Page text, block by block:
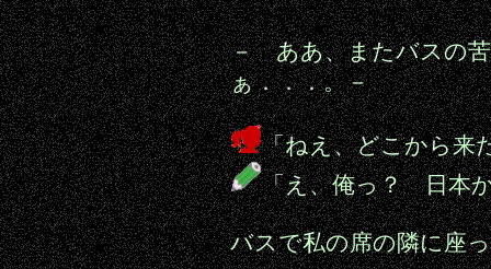
－ ああ、またバスの苦
ぁ．．．。－
「ねえ、どこから来
「え、俺っ？ 日本
バスで私の席の隣に座